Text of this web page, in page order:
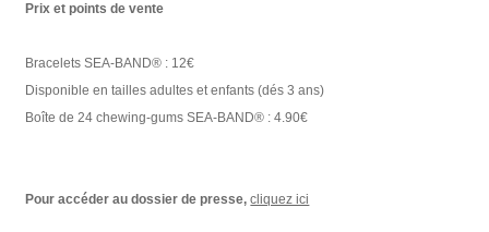
Prix et points de vente
Bracelets SEA-BAND® : 12€
Disponible en tailles adultes et enfants (dés 3 ans)
Boîte de 24 chewing-gums SEA-BAND® : 4.90€
Pour accéder au dossier de presse,cliquez ici